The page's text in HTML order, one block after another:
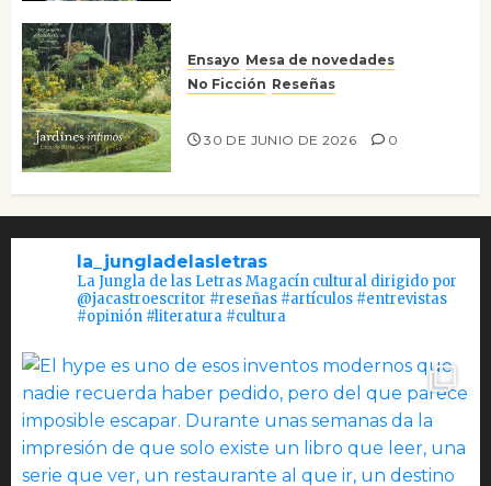
Ensayo Mesa de novedades
No Ficción Reseñas
30 DE JUNIO DE 2026 0
la_jungladelasletras
La Jungla de las Letras Magacín cultural dirigido por
@jacastroescritor #reseñas #artículos #entrevistas
#opinión #literatura #cultura